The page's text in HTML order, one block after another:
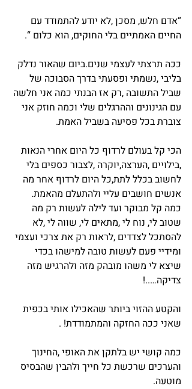
“אדם חלש, מסכן ,לא יודע להתמודד עם
החיים האמתיים בלי החוקים, הוא כלום “.
ככה תרצתי לעצמי שנים.ביום שהאור נדלק
בליבי ,נשמתי ופסעתי בדרך הסבוכה של
שביל התשובה ,רק אז הבנתי כמה אני חלשה
עם הגינונים וההרגלים שלי וכמה חוזק אני
צוברת בכל פסיעה בשביל האמת.
הכי קל בעולם לרדוף כל היום אחרי הנאות
,בילויים ,הערצה,יוקרה ,לצבור כספים בלי
לחשוב בכלל לתת,כל היום לרדוף אחר מה
אנשים חושבים עליי ולהתעלם מהאמת.
כמה קל מבוקר ועד לילה לעשות רק מה
שטוב לי, נוח לי ,מתאים לי, שווה לי ,לא
להסתכל לצדדים ,לראות רק את צרכי ועצמי
ומידיי פעם לעשות טובה למישהו בכדי
שיצא לי משהו מובהק מזה ולהרגיש מזה
צדיקה…..!
והקטע ההזוי ביותר שהאכילו אותי בכפית
שאני ככה החזקה והמתמודדת! .
כמה קושי יש בלתקן את האופי ,החינוך
והערכים שרכשת כל חייך ולהבין שהבסיס
מוטעה.